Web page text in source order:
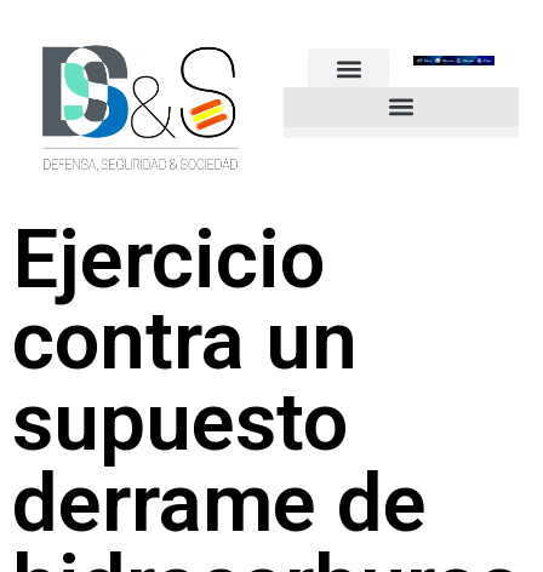
Ejercicio
contra un
supuesto
derrame de